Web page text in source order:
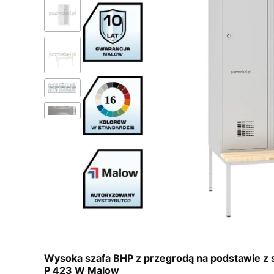
Wysoka szafa BHP z przegrodą na podstawie z
P 423 W Malow